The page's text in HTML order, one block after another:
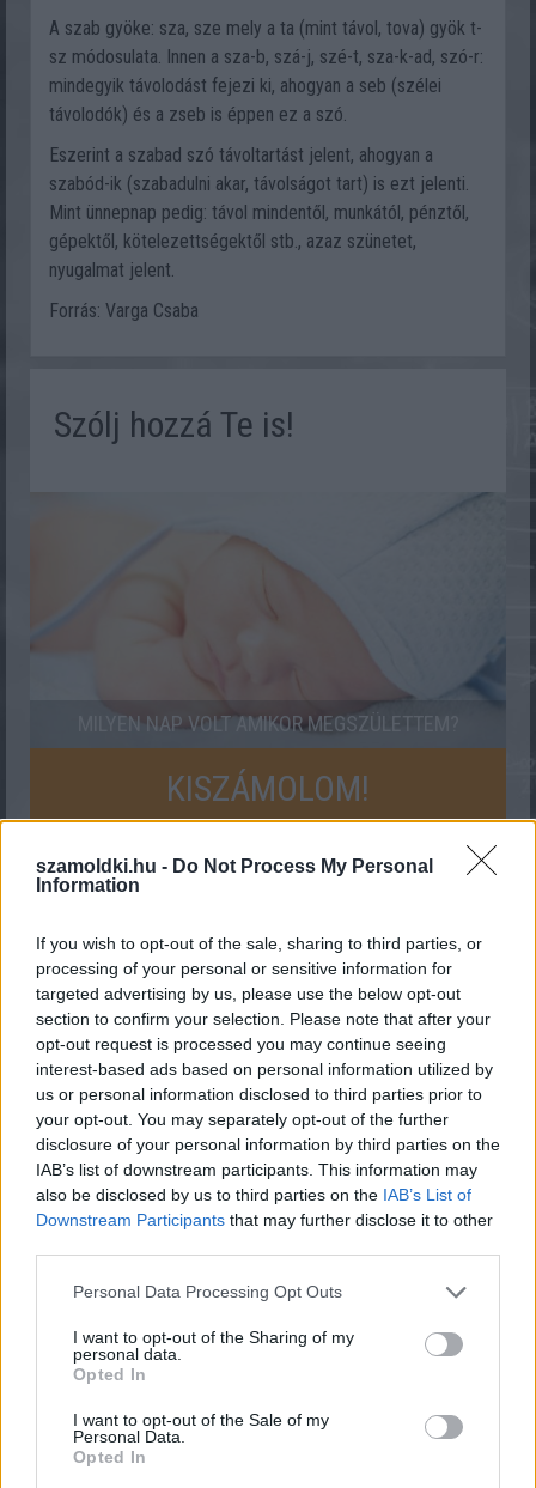
szamoldki.hu - Do Not Process My Personal
Information
If you wish to opt-out of the sale, sharing to third parties, or
processing of your personal or sensitive information for
targeted advertising by us, please use the below opt-out
section to confirm your selection. Please note that after your
opt-out request is processed you may continue seeing
interest-based ads based on personal information utilized by
us or personal information disclosed to third parties prior to
your opt-out. You may separately opt-out of the further
disclosure of your personal information by third parties on the
IAB’s list of downstream participants. This information may
also be disclosed by us to third parties on the IAB’s List of
Downstream Participants that may further disclose it to other
Please note that this website/app uses one or more Google
not limited to your visit or usage behaviour. You may click to
grant or deny consent to Google and its third-party tags to
use your data for below specified purposes in below Google
consent section.
Personal Data Processing Opt Outs
I want to opt-out of the Sharing of my
personal data.
Opted In
I want to opt-out of the Sale of my
Personal Data.
Opted In
A szab gyöke: sza, sze mely a ta (mint távol, tova) gyök t-
sz módosulata. Innen a sza-b, szá-j, szé-t, sza-k-ad, szó-r:
mindegyik távolodást fejezi ki, ahogyan a seb (szélei
távolodók) és a zseb is éppen ez a szó.
Eszerint a szabad szó távoltartást jelent, ahogyan a
szabód-ik (szabadulni akar, távolságot tart) is ezt jelenti.
Mint ünnepnap pedig: távol mindentől, munkától, pénztől,
gépektől, kötelezettségektől stb., azaz szünetet,
nyugalmat jelent.
Forrás: Varga Csaba
Szólj hozzá Te is!
MILYEN NAP VOLT AMIKOR MEGSZÜLETTEM?
KISZÁMOLOM!
Lehet hogy ezek is
tetszenének:
Mikor nem kell kamatadót fizetni?